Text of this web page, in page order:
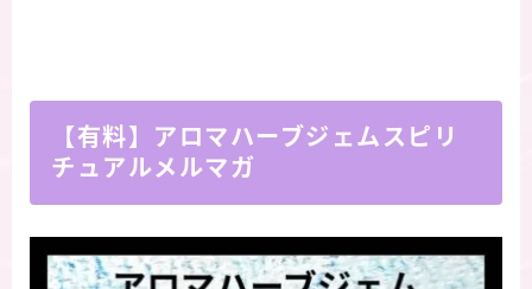
【有料】アロマハーブジェムスピリ
チュアルメルマガ